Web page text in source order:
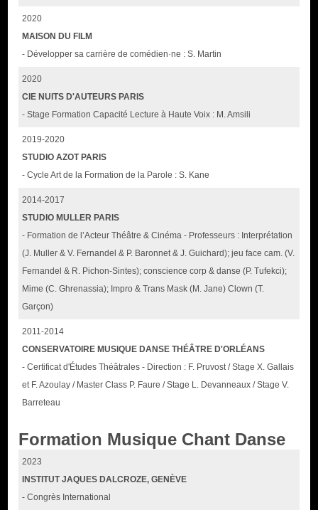
2020
MAISON DU FILM
- Développer sa carrière de comédien·ne : S. Martin
2020
CIE NUITS D'AUTEURS PARIS
- Stage Formation Capacité Lecture à Haute Voix : M. Amsili
2019-2020
STUDIO AZOT PARIS
- Cycle Art de la Formation de la Parole : S. Kane
2014-2017
STUDIO MULLER PARIS
- Formation de l’Acteur Théâtre & Cinéma - Professeurs : Interprétation
(J. Muller & V. Fernandel & P. Baronnet & J. Guichard); jeu face cam. (V.
Fernandel & R. Pichon-Sintes); conscience corp & danse (P. Tufekci);
Mime (C. Ghrenassia); Impro & Trans Mask (M. Jane) Clown (T.
Garçon)
2011-2014
CONSERVATOIRE MUSIQUE DANSE THÉÂTRE D'ORLÉANS
- Certificat d'Études Théâtrales - Direction : F. Pruvost / Stage X. Gallais
et F. Azoulay / Master Class P. Faure / Stage L. Devanneaux / Stage V.
Barreteau
Formation Musique Chant Danse
2023
INSTITUT JAQUES DALCROZE, GENÈVE
- Congrès International